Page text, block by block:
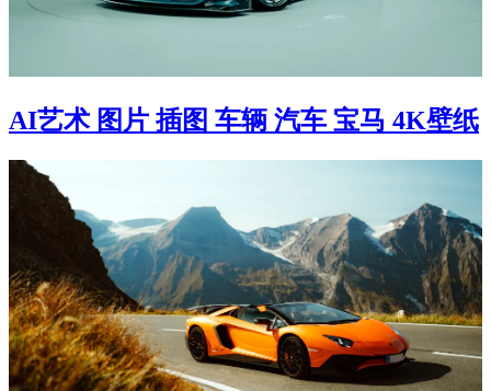
AI艺术 图片 插图 车辆 汽车 宝马 4K壁纸